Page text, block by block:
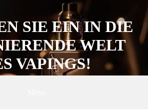
SIE EIN IN DIE
WELT
VAPINGS!